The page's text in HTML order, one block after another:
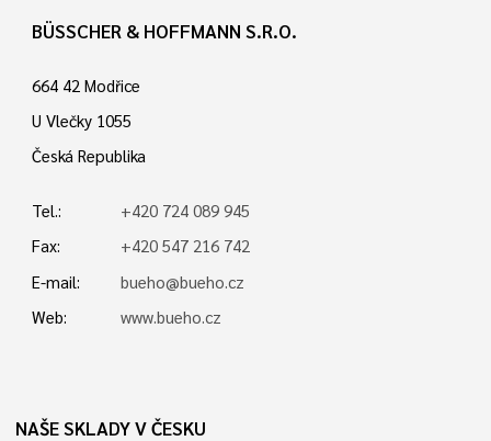
BÜSSCHER & HOFFMANN S.R.O.
664 42 Modřice
U Vlečky 1055
Česká Republika
Tel.:
+420 724 089 945
Fax:
+420 547 216 742
E-mail:
bueho@bueho.cz
Web:
www.bueho.cz
NAŠE SKLADY V ČESKU